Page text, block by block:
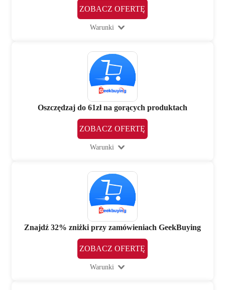
ZOBACZ OFERTĘ
Warunki
Oszczędzaj do 61zł na gorących produktach
ZOBACZ OFERTĘ
Warunki
Znajdź 32% zniżki przy zamówieniach GeekBuying
ZOBACZ OFERTĘ
Warunki